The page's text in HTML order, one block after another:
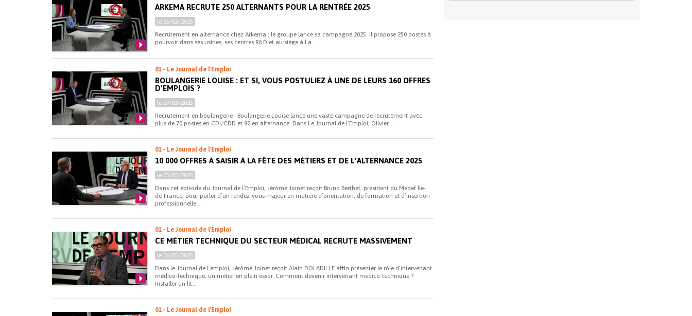
ARKEMA RECRUTE 250 ALTERNANTS POUR LA RENTRÉE 2025
le 25/03/2025
Recrutement en alternance chez Arkema : le groupe lance sa campagne 2025. Il propose 250 postes à
pourvoir dans ses usines, ses centres R&D et au siège à La...
01 - Le Journal de l'Emploi
BOULANGERIE LOUISE : ET SI, VOUS POSTULIEZ À UNE DE LEURS 160 OFFRES
D’EMPLOIS ?
le 27/03/2025
Recrutement en boulangerie : Boulangerie Louise lance une vaste campagne de recrutement avec
plus de 70 postes en CDI/CDD et 92 en alternance. Dans Le Journal de l’Emploi, Olivier...
01 - Le Journal de l'Emploi
10 000 OFFRES À SAISIR À LA FÊTE DES MÉTIERS ET DE L’ALTERNANCE 2025
le 05/05/2025
Dans cet épisode du Journal de l’Emploi, Jérôme Joinet reçoit Bruno Berthet, président du Medef Île-
de-France, pour parler d’un rendez-vous majeur en matière d’orientation, de formation et d’insertion
professionnelle...
01 - Le Journal de l'Emploi
CE MÉTIER TECHNIQUE DU SECTEUR MÉDICAL RECRUTE MASSIVEMENT
le 06/05/2025
Dans le Journal de l’emploi, Jérôme Joinet reçoit Alain DOLADILLE affin présenter le rôle d’intervenant
médico-technique, un métier en plein essor. Comment devenir intervenant médico-technique ?
Installer un lit...
01 - Le Journal de l'Emploi